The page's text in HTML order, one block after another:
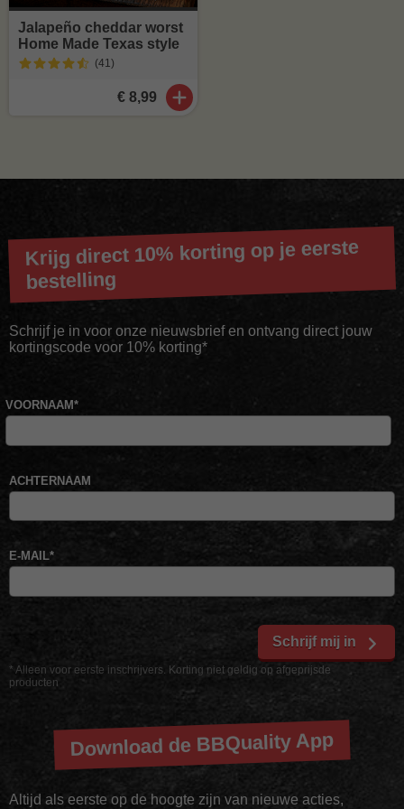
Jalapeño cheddar worst
Home Made Texas style
(41)
€ 8,99
Krijg direct 10% korting op je eerste
bestelling
Schrijf je in voor onze nieuwsbrief en ontvang direct jouw
kortingscode voor 10% korting*
* Alleen voor eerste inschrijvers. Korting niet geldig op afgeprijsde
producten
VOORNAAM*
ACHTERNAAM
E-MAIL*
Schrijf mij in
Download de BBQuality App
Altijd als eerste op de hoogte zijn van nieuwe acties,